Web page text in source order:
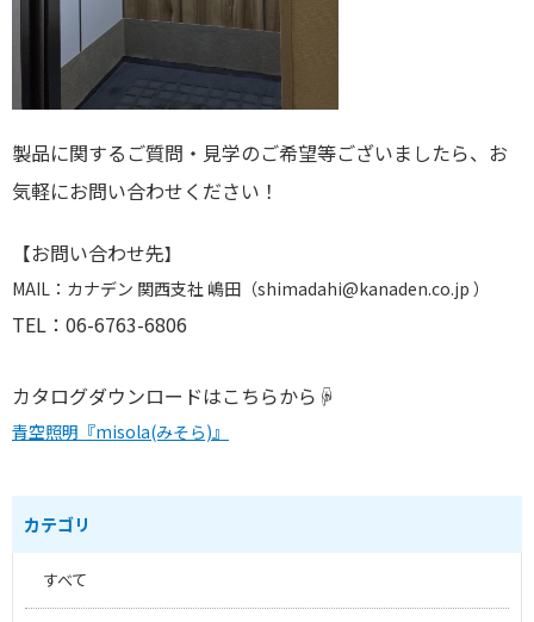
製品に関するご質問・見学のご希望等ございましたら、 お
気軽にお問い合わせください！
【お問い合わせ先】
MAIL：カナデン 関西支社 嶋田（shimadahi@kanaden.co.jp ）
TEL：06-6763-6806
カタログダウンロードはこちらから☟
青空照明『misola(みそら)』
カテゴリ
すべて